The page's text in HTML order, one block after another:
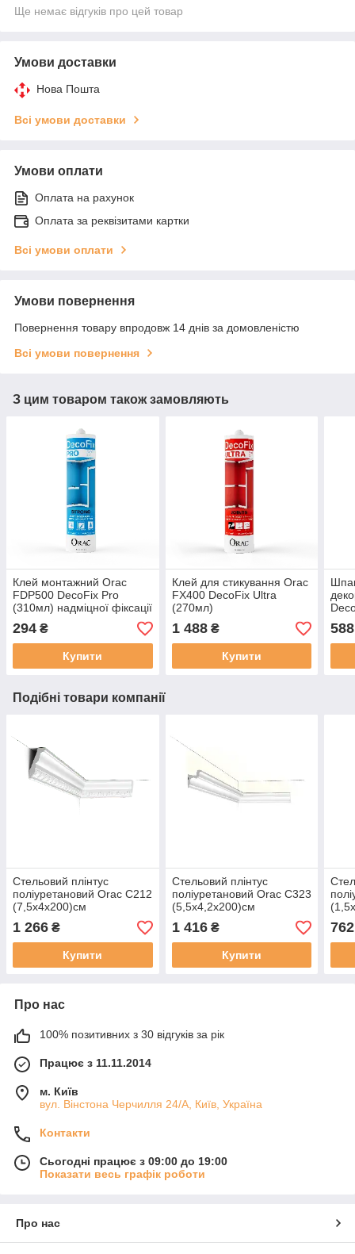
Ще немає відгуків про цей товар
Умови доставки
Нова Пошта
Всі умови доставки
Умови оплати
Оплата на рахунок
Оплата за реквізитами картки
Всі умови оплати
Умови повернення
Повернення товару впродовж 14 днів за домовленістю
Всі умови повернення
З цим товаром також замовляють
Клей монтажний Orac
FDP500 DecoFix Pro
(310мл) надміцної фіксації
294 ₴
Купити
Клей для стикування Orac
FX400 DecoFix Ultra
(270мл)
1 488₴
Купити
588
Подібні товари компанії
Стельовий плінтус
поліуретановий Orac C212
(7,5х4х200)см
1 266 ₴
Купити
Стельовий плінтус
поліуретановий Orac C323
(5,5х4,2х200)см
1 416₴
Купити
762
Про нас
100% позитивних з 30 відгуків за рік
Працює з 11.11.2014
м. Київ
вул. Вінстона Черчилля 24/А, Київ, Україна
Контакти
Сьогодні працює з 09:00 до 19:00
Показати весь графік роботи
Про нас